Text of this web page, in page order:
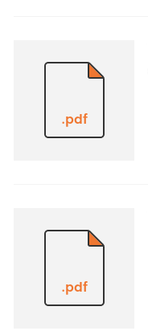
.pdf
.pdf